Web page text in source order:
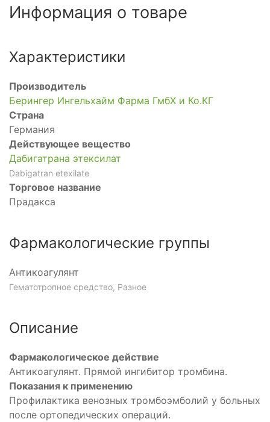
Информация о товаре
Характеристики
Производитель
Берингер Ингельхайм Фарма ГмбХ и Ко.КГ
Страна
Германия
Действующее вещество
Дабигатрана этексилат
Dabigatran etexilate
Торговое название
Прадакса
Фармакологические группы
Антикоагулянт
Гематотропное средство, Разное
Описание
Фармакологическое действие
Антикоагулянт. Прямой ингибитор тромбина.
Показания к применению
Профилактика венозных тромбоэмболий у больных
после ортопедических операций.